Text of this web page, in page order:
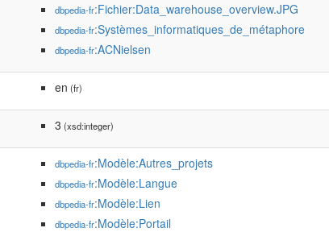
dbpedia-fr:Fichier:Data_warehouse_overview.JPG
dbpedia-fr:Systèmes_informatiques_de_métaphore
dbpedia-fr:ACNielsen
en (fr)
3 (xsd:integer)
dbpedia-fr:Modèle:Autres_projets
dbpedia-fr:Modèle:Langue
dbpedia-fr:Modèle:Lien
dbpedia-fr:Modèle:Portail